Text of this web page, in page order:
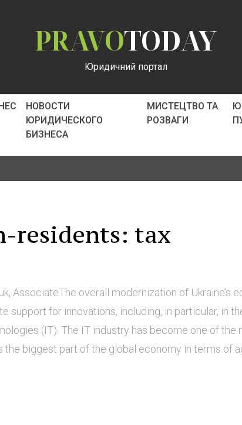
PRAVOTODAY
Юридичний портал
НОВОСТИ
ЮРИДИЧЕСКОГО
БИЗНЕСА
МИСТЕЦТВО ТА
РОЗВАГИ
residents: tax
AssociateThe overall modernization of Ukraine’s
support for innovations, including, in particular, in
(IT). The IT industry has become one of the
biggest part of the global economy in terms of